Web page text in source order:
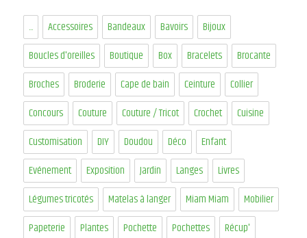
... Accessoires Bandeaux Bavoirs
Bijoux
Boucles d'oreilles
Boutique Box Bracelets
Brocante
Broches
Broderie Cape de bain Ceinture
Collier
Concours
Couture Couture / Tricot Crochet
Cuisine
Customisation
DIY Doudou Déco
Enfant
Evénement
Exposition Jardin Langes
Livres
Légumes tricotés
Matelas à langer Miam Miam
Mobilier
Papeterie
Plantes Pochette Pochettes
Récup'